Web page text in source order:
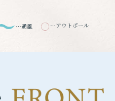
…通風 …アウトポール